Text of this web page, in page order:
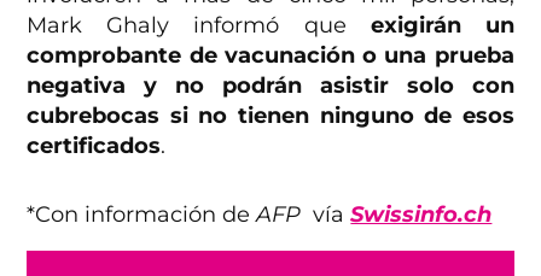
Mark Ghaly informó que exigirán un
comprobante de vacunación o una prueba
negativa y no podrán asistir solo con
cubrebocas si no tienen ninguno de esos
certificados.
*Con información deAFPvíaSwissinfo.ch